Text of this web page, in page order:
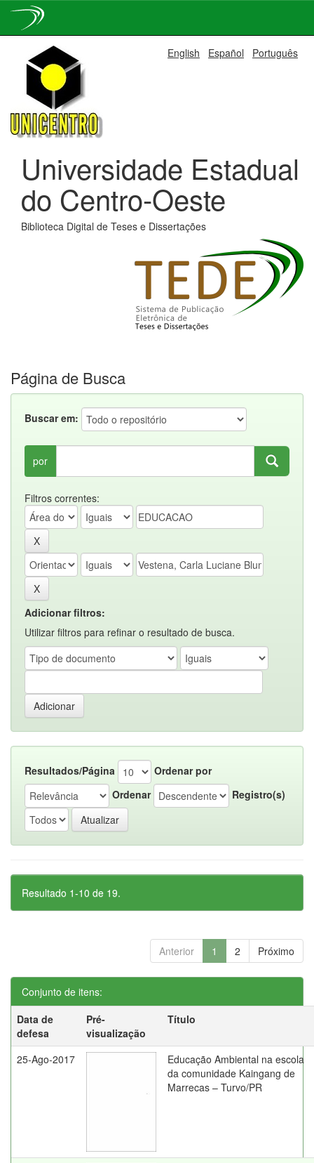
navigation
English Español Português
Universidade Estadual
do Centro-Oeste
Biblioteca Digital de Teses e Dissertações
Página de Busca
Buscar em:
por
Filtros correntes:
Adicionar filtros:
Utilizar filtros para refinar o resultado de busca.
Resultados/Página
Ordenar por
Ordenar
Registro(s)
Resultado 1-10 de 19.
Anterior 1 2 Próximo
Conjunto de itens:
Data de
defesa
Pré-
visualização
Título
25-Ago-2017
Educação Ambiental na escola
da comunidade Kaingang de
Marrecas – Turvo/PR